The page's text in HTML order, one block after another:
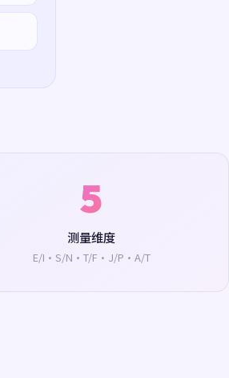
5
测量维度
E/I·S/N·T/F·J/P·A/T